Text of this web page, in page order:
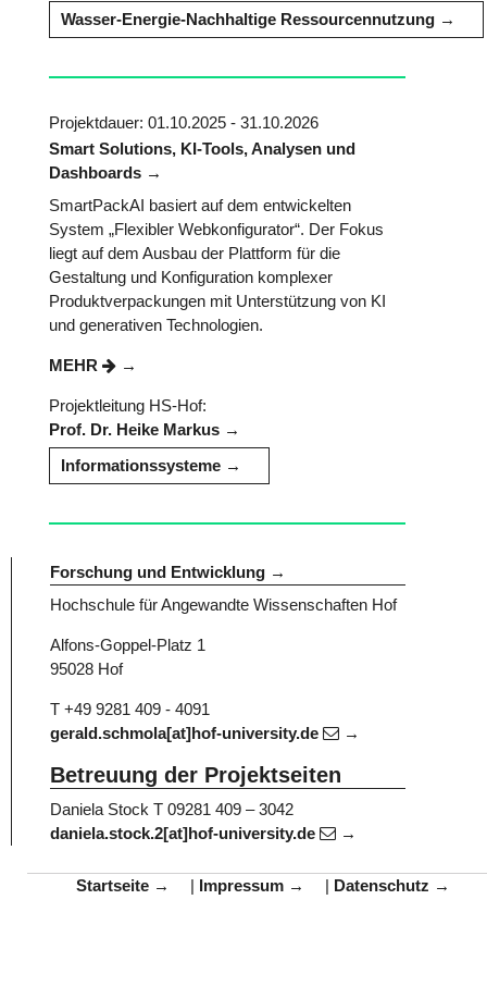
Wasser-Energie-Nachhaltige Ressourcennutzung
Projektdauer: 01.10.2025 - 31.10.2026
Smart Solutions, KI-Tools, Analysen und
Dashboards
SmartPackAI basiert auf dem entwickelten
System „Flexibler Webkonfigurator“. Der Fokus
liegt auf dem Ausbau der Plattform für die
Gestaltung und Konfiguration komplexer
Produktverpackungen mit Unterstützung von KI
und generativen Technologien.
MEHR
Projektleitung HS-Hof:
Prof. Dr. Heike Markus
Informationssysteme
Forschung und Entwicklung
Hochschule für Angewandte Wissenschaften Hof
Alfons-Goppel-Platz 1
95028 Hof
T +49 9281 409 - 4091
gerald.schmola[at]hof-university.de
Betreuung der Projektseiten
Daniela Stock T 09281 409 – 3042
daniela.stock.2[at]hof-university.de
Startseite | Impressum | Datenschutz